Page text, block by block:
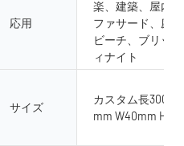
応用
楽、建築、屋内
ファサード、庭
ビーチ、ブリッ
ィナイト
サイズ
カスタム長
mm W40mm